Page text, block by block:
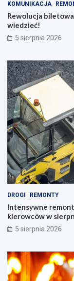
KOMUNIKACJA
Rewolucja
wiedzieć!
5 sierpnia 2026
DROGI REMONTY
Intensywne
kierowców w
5 sierpnia 2026